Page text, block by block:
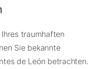
traumhaften
Sie bekannte
de León betrachten.